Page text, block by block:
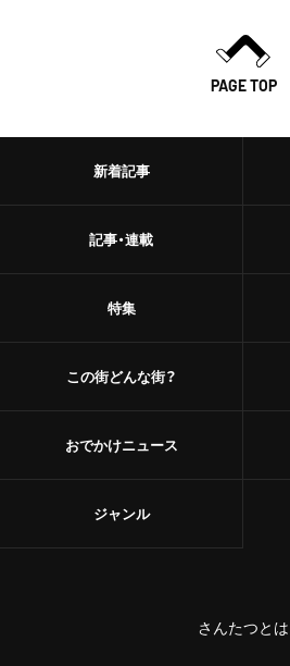
PAGE TOP
新着記事
記事・連載
特集
この街どんな街？
おでかけニュース
ジャンル
さんたつとは